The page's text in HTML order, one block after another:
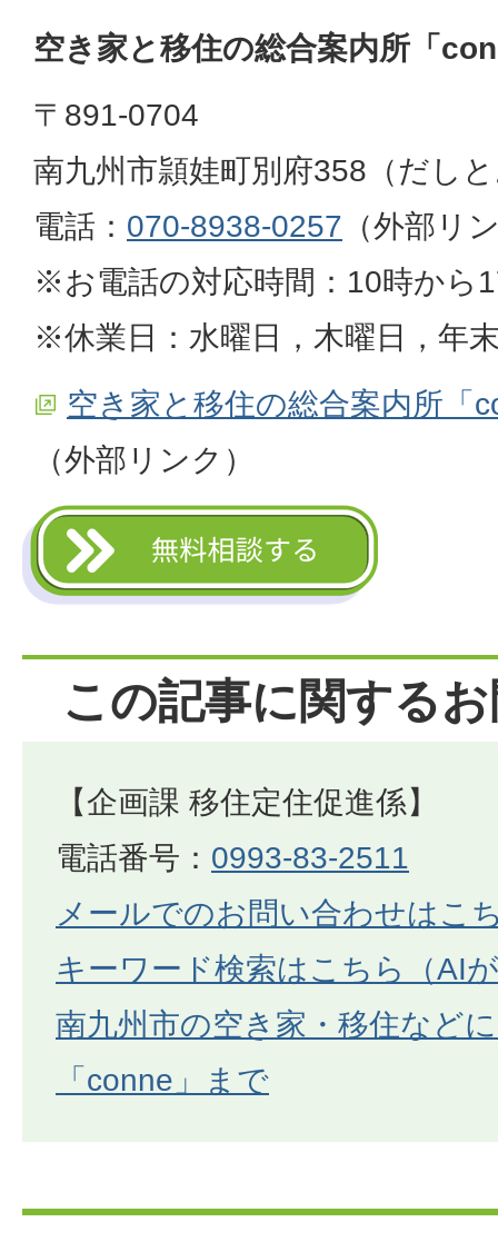
空き家と移住の総合案内所「
〒891-0704
南九州市頴娃町別府358（だし
電話： 070-8938-0257 （外部リ
※お電話の対応時間：10時から
※休業日：水曜日，木曜日，年
空き家と移住の総合案内所「
（外部リンク）
この記事に関する
【企画課 移住定住促進係】
電話番号： 0993-83-2511
メールでのお問い合わせはこ
キーワード検索はこちら（AI
南九州市の空き家・移住など
「conne」まで